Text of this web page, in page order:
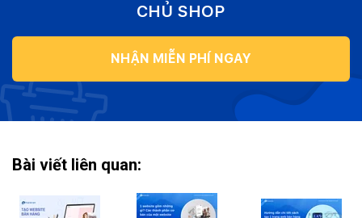
CHỦ SHOP
NHẬN MIỄN PHÍ NGAY
Bài viết liên quan: